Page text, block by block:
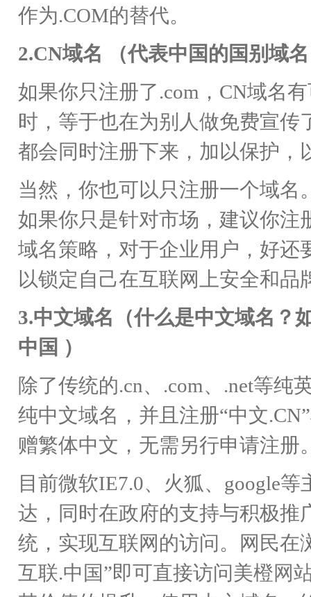
作为.COM的替代。
2.CN域名 （代表中国的国别域
如果你只注册了.com，CN域名
时，等于也在为别人做免费宣
都会同时注册下来，加以保护，
当然，你也可以只注册一个域名
如果你只是针对市场，建议你注
域名策略，对于企业用户，好还
以锁定自己在互联网上安全和品
3.中文域名（什么是中文域名？
中国 ）
除了传统的.cn、.com、.net等纯
纯中文域名，并且注册“中文
赠繁体中文，无需另行申请注册
目前微软IE7.0、火狐、google
达，同时在政府的支持与积极推
统，实现互联网的访问。网民在
互联.中国”即可直接访问美橙网